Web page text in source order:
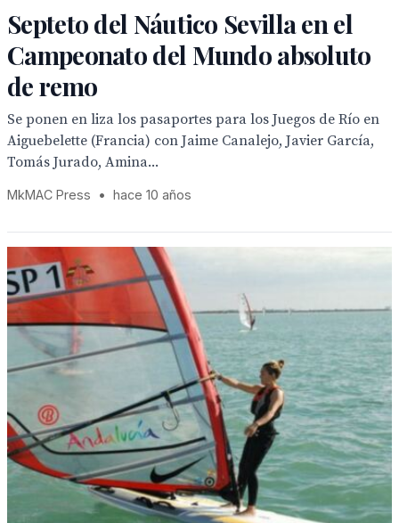
Septeto del Náutico Sevilla en el
Campeonato del Mundo absoluto
de remo
Se ponen en liza los pasaportes para los Juegos de Río en
Aiguebelette (Francia) con Jaime Canalejo, Javier García,
Tomás Jurado, Amina...
MkMAC Press • hace 10 años